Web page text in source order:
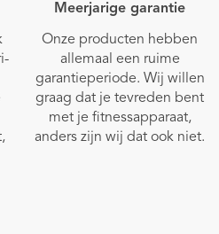
Meerjarige garantie
Onze producten hebben
allemaal een ruime
garantieperiode. Wij willen
graag dat je tevreden bent
met je fitnessapparaat,
anders zijn wij dat ook niet.